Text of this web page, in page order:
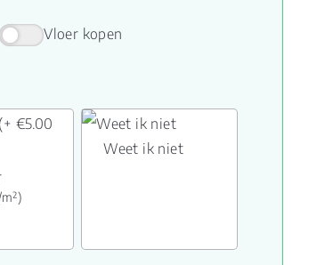
Vloer kopen
Weet ik niet